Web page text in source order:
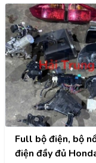
Đồng hồ, Công
hòa, Màn hình,
ABS,...
Full bộ điện, bộ
điện đầy đủ